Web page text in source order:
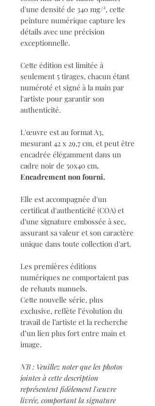
d'une densité de 340 mg/², cette
peinture numérique capture les
détails avec une précision
exceptionnelle.
Cette édition est limitée à
seulement 5 tirages, chacun étant
numéroté et signé à la main par
l'artiste pour garantir son
authenticité.
L'œuvre est au format A3,
mesurant 42 x 29,7 cm, et peut être
encadrée élégamment dans un
cadre noir de 50x40 cm.
Encadrement non fourni.
Elle est accompagnée d'un
certificat d'authenticité (COA) et
d'une signature embossée à sec,
assurant sa valeur et son caractère
unique dans toute collection d'art.
Les premières éditions
numériques ne comportaient pas
de rehauts manuels.
Cette nouvelle série, plus
exclusive, reflète l’évolution du
travail de l’artiste et la recherche
d’un lien plus fort entre main et
image.
NB : Veuillez noter que les photos
jointes à cette description
représentent fidèlement l'œuvre
livrée, comportant la signature